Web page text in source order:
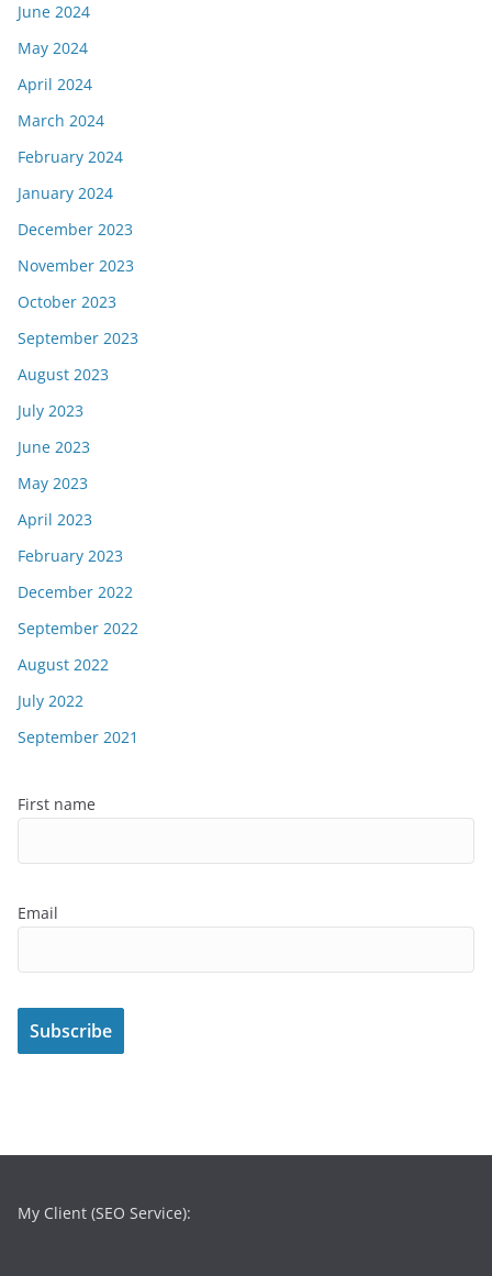
June 2024
May 2024
April 2024
March 2024
February 2024
January 2024
December 2023
November 2023
October 2023
September 2023
August 2023
July 2023
June 2023
May 2023
April 2023
February 2023
December 2022
September 2022
August 2022
July 2022
September 2021
First name
Email
My Client (SEO Service):